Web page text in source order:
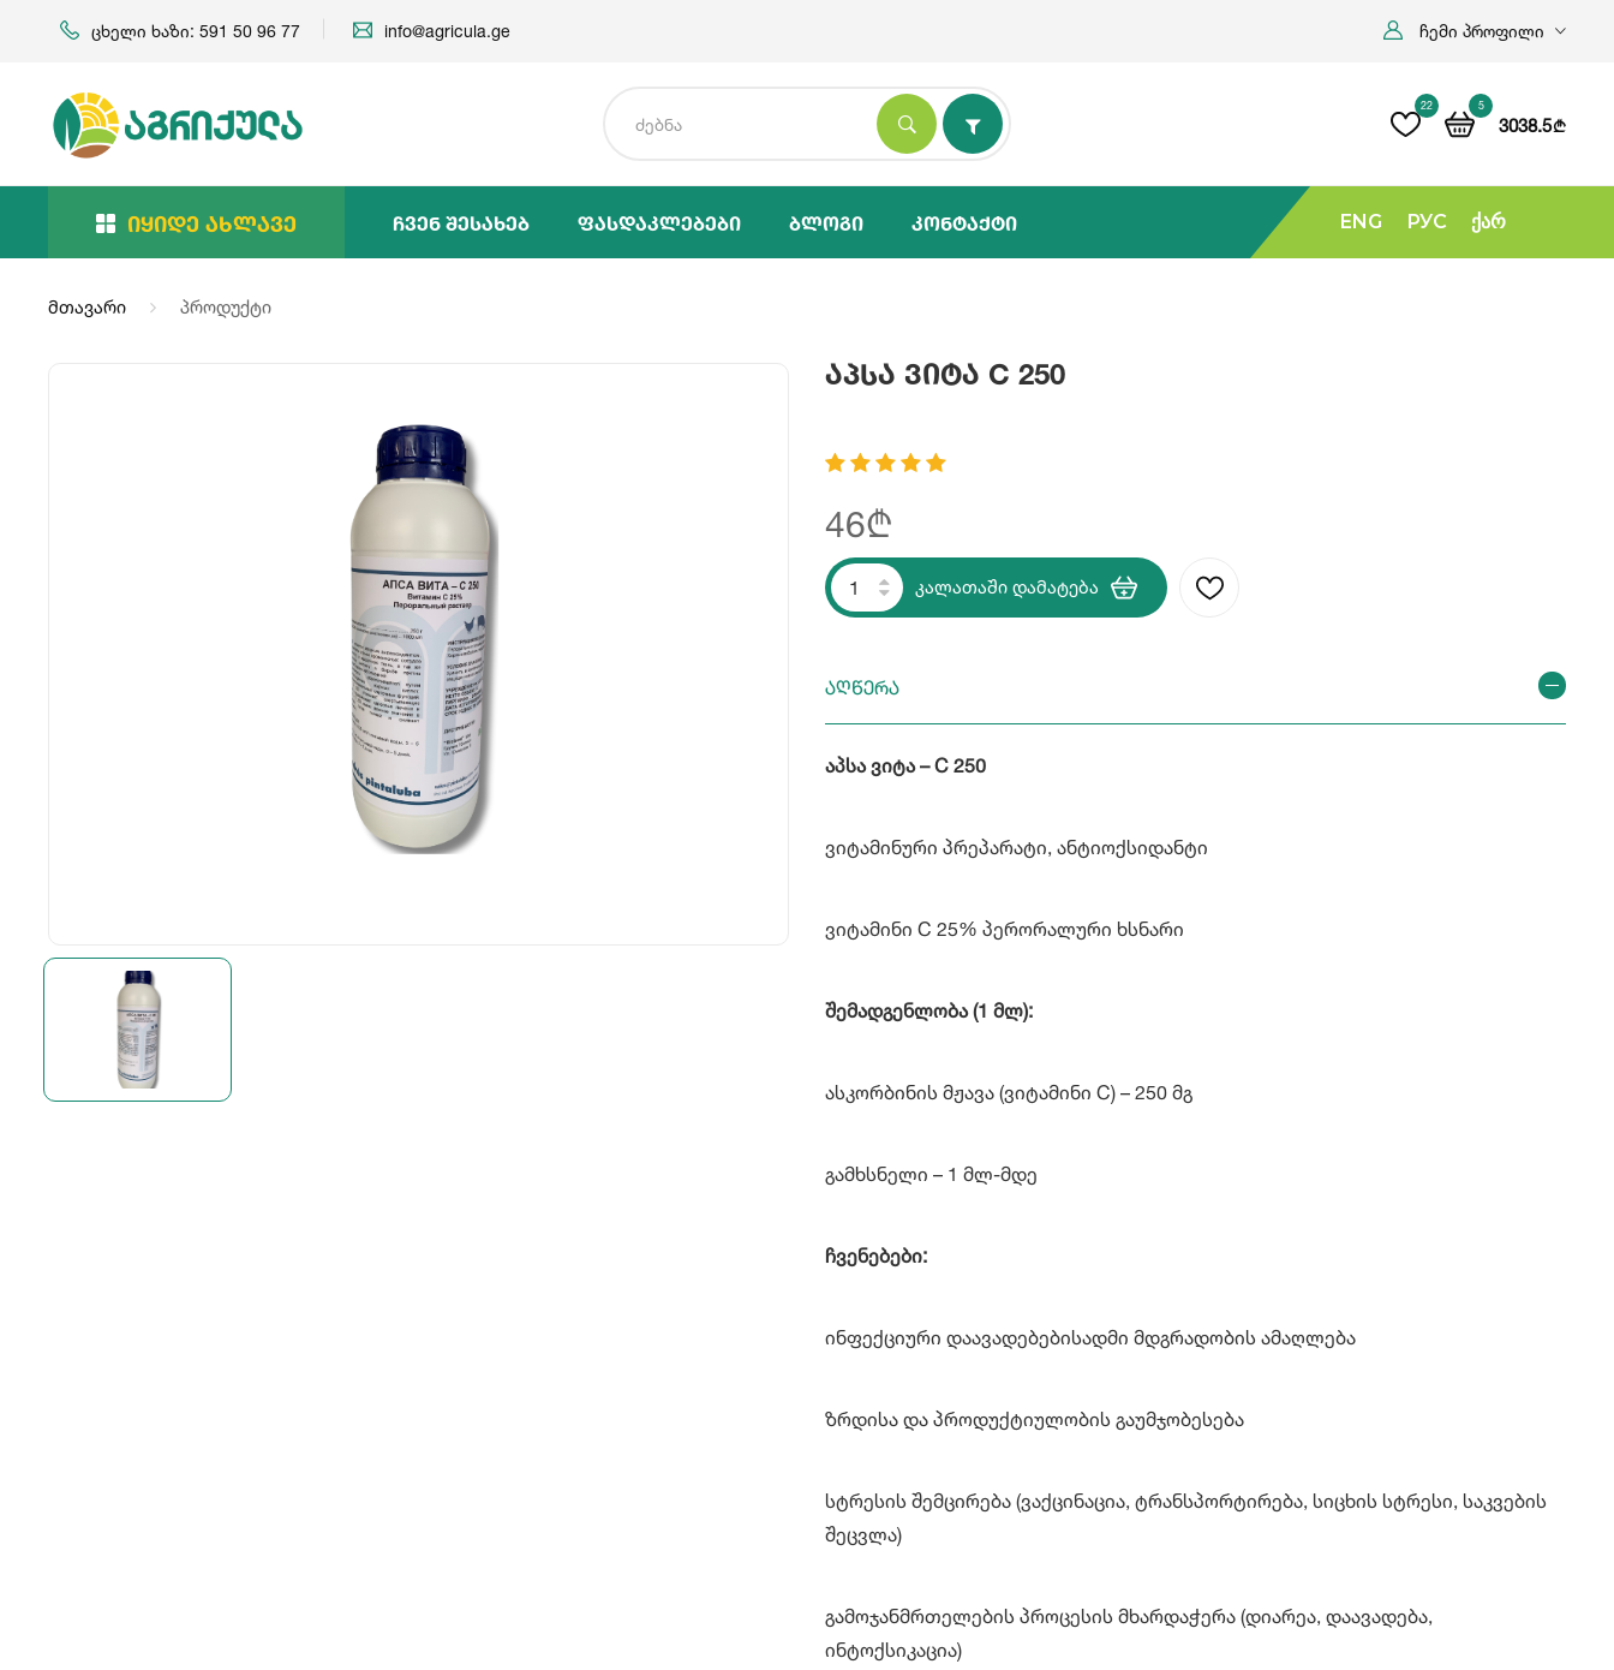
ცხელი ხაზი: 591 50 96 77 info@agricula.ge ჩემი პროფილი
22 5
3038.5b
Იყიდე Ახლავე Ჩვენ Შესახებ Ფასდაკლებები Ბლოგი Კონტაქტი ENG РУС Ქარ
მთავარი პროდუქტი
Აპსა Ვიტა C 250
46₾
კალათაში დამატება
აღწერა
აპსა ვიტა – C 250
ვიტამინური პრეპარატი, ანტიოქსიდანტი
ვიტამინი C 25% პერორალური ხსნარი
შემადგენლობა (1 მლ):
ასკორბინის მჟავა (ვიტამინი C) – 250 მგ
გამხსნელი – 1 მლ-მდე
ჩვენებები:
ინფექციური დაავადებებისადმი მდგრადობის ამაღლება
ზრდისა და პროდუქტიულობის გაუმჯობესება
სტრესის შემცირება (ვაქცინაცია, ტრანსპორტირება, სიცხის სტრესი, საკვების
შეცვლა)
გამოჯანმრთელების პროცესის მხარდაჭერა (დიარეა, დაავადება,
ინტოქსიკაცია)